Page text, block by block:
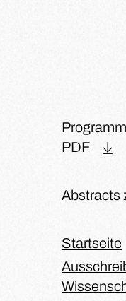
PDF
Abstracts
Startseite